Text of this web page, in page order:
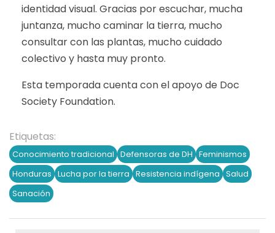
identidad visual. Gracias por escuchar, mucha
juntanza, mucho caminar la tierra, mucho
consultar con las plantas, mucho cuidado
colectivo y hasta muy pronto.
Esta temporada cuenta con el apoyo de Doc
Society Foundation.
Etiquetas:
Conocimiento tradicional Defensoras de DH Feminismos
Honduras Lucha por la tierra Resistencia indígena Salud
Sanación